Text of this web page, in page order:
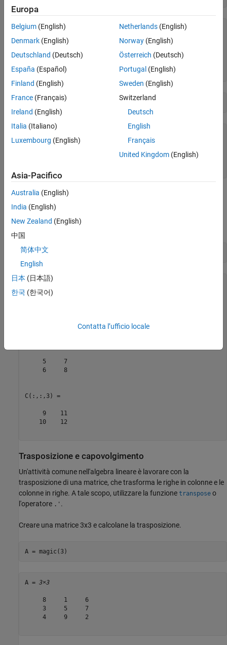
A = 3×4
     1     4     7    10
     2     5     8    11
B = reshape(A,2,6)
     1     3     5     7     9    11
     2     4     6     8    10    12
Finché il numero di elementi in ciascuna forma è lo stesso, è
possibile rimodellarli in un array con qualsiasi numero di
multidimensionale 2x2x3.
C = reshape(A,2,2,3)
C =
C(:,:,1) =
     5     7
     6     8
C(:,:,3) =
     9    11
    10    12
Trasposizione e capovolgimento
Un'attività comune nell'algebra lineare è lavorare con la
trasposizione di una matrice, che trasforma le righe in colonne e le
colonne in righe. A tale scopo, utilizzare la funzione transpose o
l'operatore .' .
Creare una matrice 3x3 e calcolane la trasposizione.
A = magic(3)
A = 3×3
     8     1     6
     3     5     7
     4     9     2
Europa
Belgium (English)
Denmark (English)
Deutschland (Deutsch)
España (Español)
Finland (English)
France (Français)
Ireland (English)
Italia (Italiano)
Luxembourg (English)
Netherlands(English)
Norway(English)
Österreich (Deutsch)
Portugal (English)
Sweden (English)
Switzerland
Deutsch
English
Français
United Kingdom(English)
Asia-Pacifico
Australia (English)
India (English)
New Zealand (English)
中国
简体中文
English
日本 (日本語)
한국 (한국어)
Contatta l’ufficio locale